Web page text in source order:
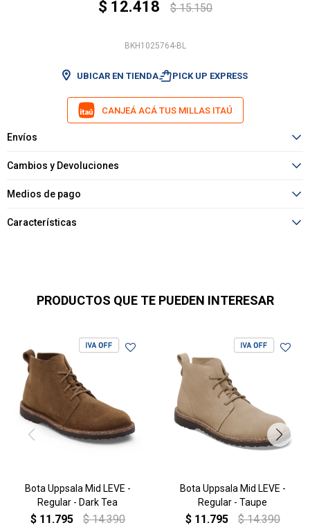
$ 12.418 $ 15.150
BKH1025764-BL
UBICAR EN TIENDAshopping_bag_speedPICK UP EXPRESS
CANJEÁ ACÁ TUS MILLAS ITAÚ
Envíos
Cambios y Devoluciones
Medios de pago
Características
PRODUCTOS QUE TE PUEDEN INTERESAR
Bota Uppsala Mid LEVE -
Regular - Dark Tea
$ 11.795 $ 14.390
Bota Uppsala Mid LEVE -
Regular - Taupe
$ 11.795 $ 14.390